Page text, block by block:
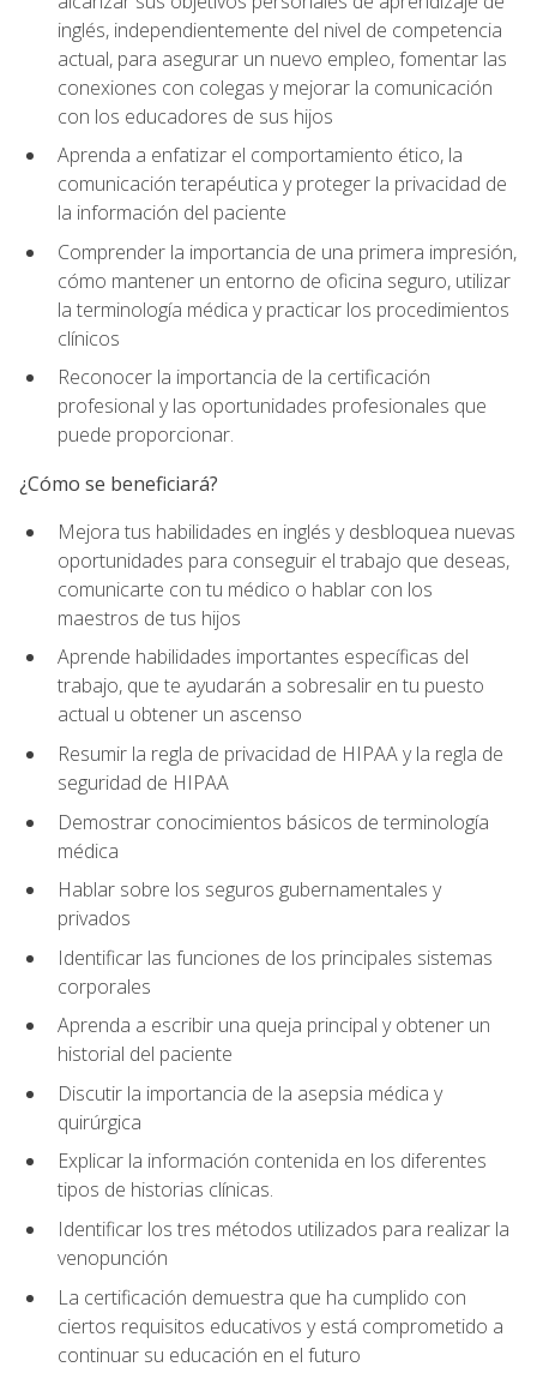
inglés, independientemente del nivel de competencia
actual, para asegurar un nuevo empleo, fomentar las
conexiones con colegas y mejorar la comunicación
con los educadores de sus hijos
Aprenda a enfatizar el comportamiento ético, la
comunicación terapéutica y proteger la privacidad de
la información del paciente
Comprender la importancia de una primera impresión,
cómo mantener un entorno de oficina seguro, utilizar
la terminología médica y practicar los procedimientos
clínicos
Reconocer la importancia de la certificación
profesional y las oportunidades profesionales que
puede proporcionar.
¿Cómo se beneficiará?
Mejora tus habilidades en inglés y desbloquea nuevas
oportunidades para conseguir el trabajo que deseas,
comunicarte con tu médico o hablar con los
maestros de tus hijos
Aprende habilidades importantes específicas del
trabajo, que te ayudarán a sobresalir en tu puesto
actual u obtener un ascenso
Resumir la regla de privacidad de HIPAA y la regla de
seguridad de HIPAA
Demostrar conocimientos básicos de terminología
médica
Hablar sobre los seguros gubernamentales y
privados
Identificar las funciones de los principales sistemas
corporales
Aprenda a escribir una queja principal y obtener un
historial del paciente
Discutir la importancia de la asepsia médica y
quirúrgica
Explicar la información contenida en los diferentes
tipos de historias clínicas.
Identificar los tres métodos utilizados para realizar la
venopunción
La certificación demuestra que ha cumplido con
ciertos requisitos educativos y está comprometido a
continuar su educación en el futuro